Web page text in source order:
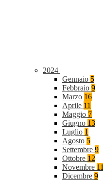
2024
Gennaio 5
Febbraio 9
Marzo 16
Aprile 11
Maggio 7
Giugno 13
Luglio 1
Agosto 5
Settembre 9
Ottobre 12
Novembre 11
Dicembre 9